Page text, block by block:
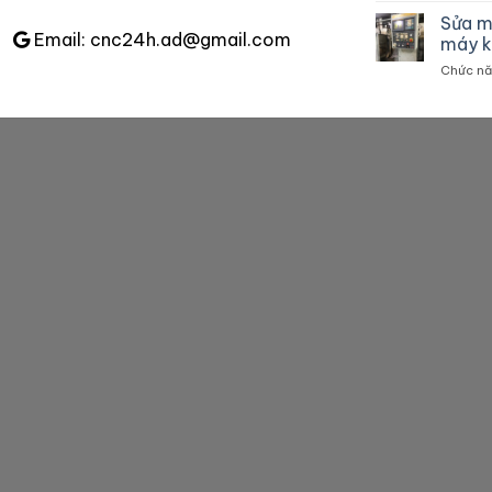
Email: cnc24h.ad@gmail.com
Sửa
máy
Chức